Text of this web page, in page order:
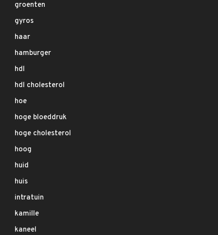
groenten
gyros
haar
hamburger
hdl
hdl cholesterol
hoe
hoge bloeddruk
hoge cholesterol
hoog
huid
huis
intratuin
kamille
kaneel